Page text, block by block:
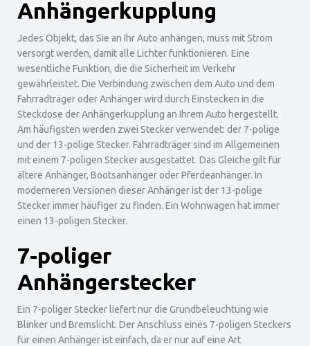
Anhängerkupplung
Jedes Objekt, das Sie an Ihr Auto anhängen, muss mit Strom
versorgt werden, damit alle Lichter funktionieren. Eine
wesentliche Funktion, die die Sicherheit im Verkehr
gewährleistet. Die Verbindung zwischen dem Auto und dem
Fahrradträger oder Anhänger wird durch Einstecken in die
Steckdose der Anhängerkupplung an Ihrem Auto hergestellt.
Am häufigsten werden zwei Stecker verwendet: der 7-polige
und der 13-polige Stecker. Fahrradträger sind im Allgemeinen
mit einem 7-poligen Stecker ausgestattet. Das Gleiche gilt für
ältere Anhänger, Bootsanhänger oder Pferdeanhänger. In
moderneren Versionen dieser Anhänger ist der 13-polige
Stecker immer häufiger zu finden. Ein Wohnwagen hat immer
einen 13-poligen Stecker.
7-poliger
Anhängerstecker
Ein 7-poliger Stecker liefert nur die Grundbeleuchtung wie
Blinker und Bremslicht. Der Anschluss eines 7-poligen Steckers
für einen Anhänger ist einfach, da er nur auf eine Art